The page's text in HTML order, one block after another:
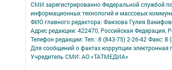
СМИ зарегистрированно Федеральной службой
информационных технологий и массовых
ФИО главного редактора: Фаизова Гулия
Адрес редакции: 422470, Российская
Телефон редакции: Тел.: 8 (843-75) 2-26-42 Факс: 8
Для сообщений о фактах коррупции электронная
Учредитель СМИ: АО «ТАТМЕДИА»